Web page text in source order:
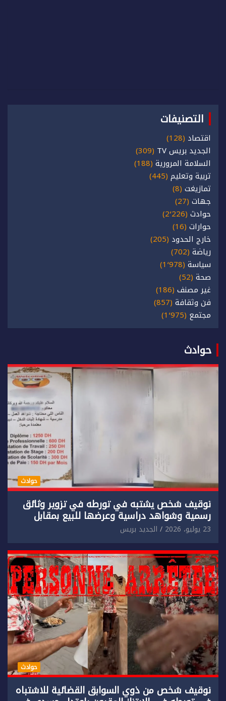
التصنيفات
اقتصاد (128)
الجديد بريس TV
(309)
السلامة المرورية (188)
تربية وتعليم (445)
تمازيغت (8)
جهات (27)
حوادث (2٬226)
حوارات (16)
خارج الحدود (205)
رياضة (702)
سياسة (1٬978)
صحة (52)
غير مصنف (186)
فن وثقافة (857)
مجتمع (1٬975)
حوادث
حوادث
توقيف شخص يشتبه في تورطه في تزوير وثائق
رسمية وشواهد دراسية وعرضها للبيع بمقابل
مادي.
23 يوليو، 2026 الجديد بريس
حوادث
توقيف شخص من ذوي السوابق القضائية للاشتباه